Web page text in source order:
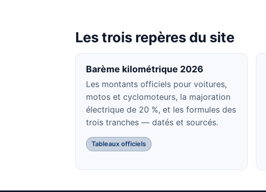
Les trois repères du site
Barème kilométrique 2026
Les montants officiels pour voitures,
motos et cyclomoteurs, la majoration
électrique de 20 %, et les formules des
trois tranches — datés et sourcés.
Tableaux officiels